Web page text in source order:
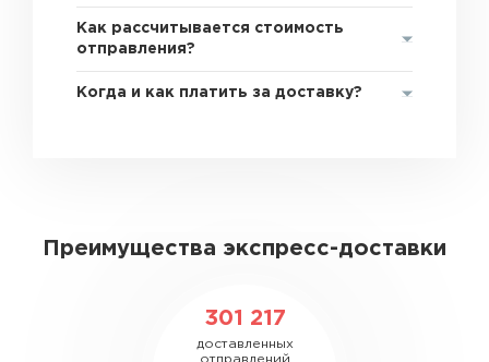
Как рассчитывается стоимость
отправления?
Когда и как платить за доставку?
Преимущества экспресс-доставки
301 217
доставленных
отправлений